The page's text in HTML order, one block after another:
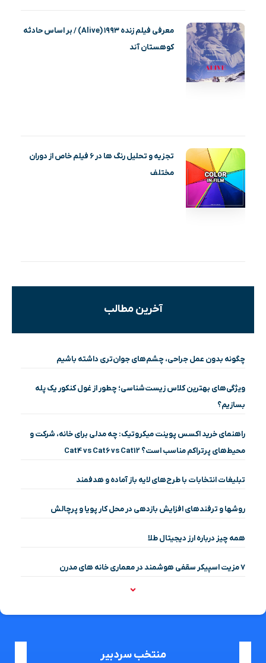
معرفی فیلم زنده ۱۹۹۳ (Alive) / بر اساس حادثه
کوهستان آند
تجزیه و تحلیل رنگ ها در ۶ فیلم خاص از دوران
مختلف
آخرین مطالب
چگونه بدون عمل جراحی، چشم‌های جوان‌تری داشته باشیم
ویژگی‌های بهترین کلاس زیست‌شناسی؛ چطور از غول کنکور یک پله
بسازیم؟
راهنمای خرید اکسس پوینت میکروتیک: چه مدلی برای خانه، شرکت و
محیط‌های پرتراکم مناسب است؟ Cat4 vs Cat6 vs Cat12
تبلیغات انتخابات با طرح‌های لایه باز آماده و هدفمند
روشها و ترفندهای افزایش بازدهی در محل کار پویا و پرچالش
همه چیز درباره ارز دیجیتال طلا
۷ مزیت اسپیکر سقفی هوشمند در معماری خانه‌ های مدرن
منتخب سردبیر